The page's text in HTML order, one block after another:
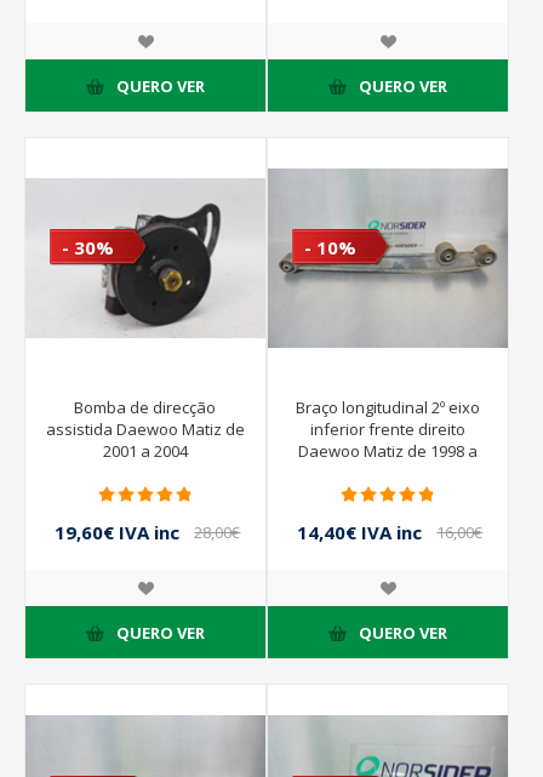
QUERO VER QUERO VER
- 30%
Bomba de direcção
assistida Daewoo Matiz de
2001 a 2004
19,60€ IVA inc
28,00€
QUERO VER
- 10%
Braço longitudinal 2º eixo
inferior frente direito
Daewoo Matiz de 1998 a
14,40€ IVA inc
16,00€
QUERO VER